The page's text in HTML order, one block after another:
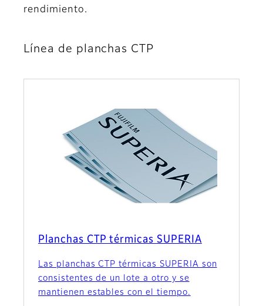
rendimiento.
Línea de planchas CTP
Planchas CTP térmicas SUPERIA
Las planchas CTP térmicas SUPERIA son
consistentes de un lote a otro y se
mantienen estables con el tiempo.